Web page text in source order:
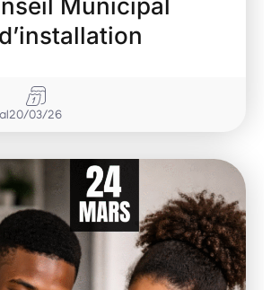
Municipal
d’installation
20/03/26